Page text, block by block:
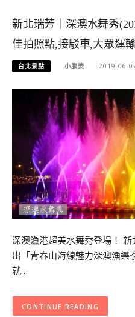
新北瑞芳｜深澳水舞秀
佳拍照點,接駁車,大眾運
台北景點 小腹婆 2019-06-
深澳漁港超美水舞秀登場！
出「青春山海線魅力深澳漁樂
就…
CONTINUE READING